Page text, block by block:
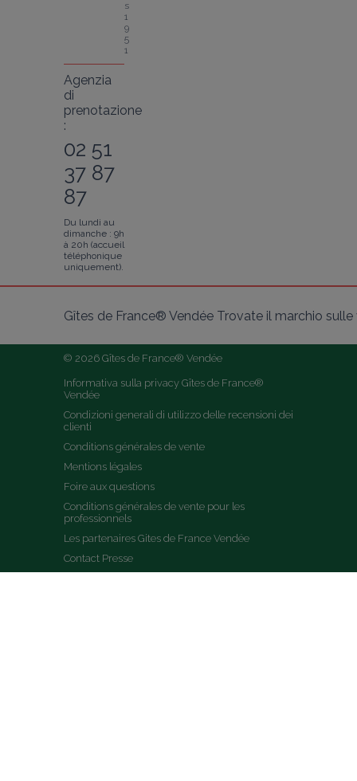
s
1
9
5
1
Agenzia
di
prenotazione
:
02 51
37 87
87
Du lundi au
dimanche : 9h
à 20h (accueil
téléphonique
uniquement).
Gîtes de France® Vendée Trovate il marchio
© 2026 Gîtes de France® Vendée
Informativa sulla privacy Gîtes de France®
Vendée
Condizioni generali di utilizzo delle recensioni dei
clienti
Conditions générales de vente
Mentions légales
Foire aux questions
Conditions générales de vente pour les
professionnels
Les partenaires Gites de France Vendée
Contact Presse